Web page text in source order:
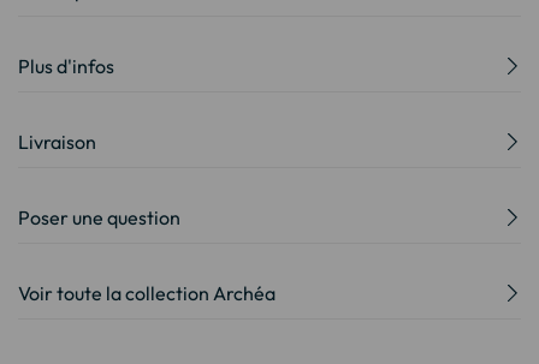
Plus d'infos
Livraison
Poser une question
Voir toute la collection Archéa